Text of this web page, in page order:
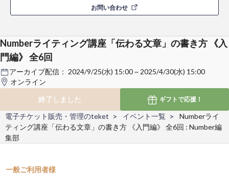
お問い合わせ
Numberライティング講座「伝わる文章」の書き方 《入
門編》 全6回
アーカイブ配信： 2024/9/25(水) 15:00 ~ 2025/4/30(水) 15:00
オンライン
終了しました
ギフトで応援！
電子チケット販売・管理のteket イベント一覧
Numberライ
ティング講座「伝わる文章」の書き方 《入門編》 全6回 : Number編
集部
一般ご利用者様